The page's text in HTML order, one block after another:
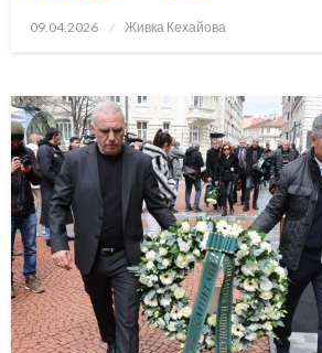
Posted
09.04.2026 Живка Кехайова